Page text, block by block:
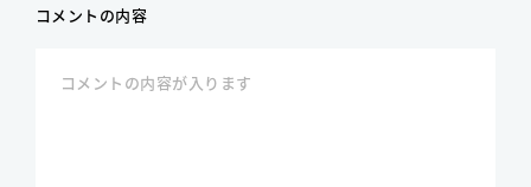
コメントの内容